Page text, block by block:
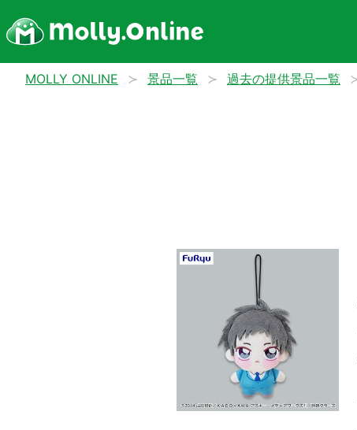
MOLLY ONLINE 景品一覧 過去の提供景品一覧